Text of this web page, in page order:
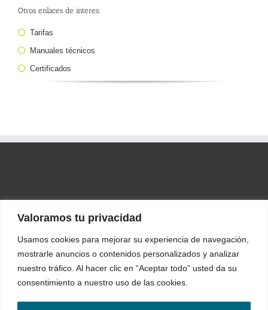
Valoramos tu privacidad
Usamos cookies para mejorar su experiencia de navegación,
mostrarle anuncios o contenidos personalizados y analizar
nuestro tráfico. Al hacer clic en “Aceptar todo” usted da su
consentimiento a nuestro uso de las cookies.
Otros enlaces de interes:
Tarifas
Manuales técnicos
Certificados